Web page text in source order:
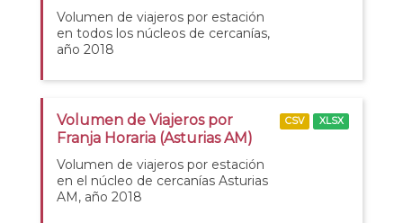
Volumen de viajeros por estación
en todos los núcleos de cercanías,
año 2018
Volumen de Viajeros por
Franja Horaria (Asturias AM)
Volumen de viajeros por estación
en el núcleo de cercanías Asturias
AM, año 2018
CSV XLSX